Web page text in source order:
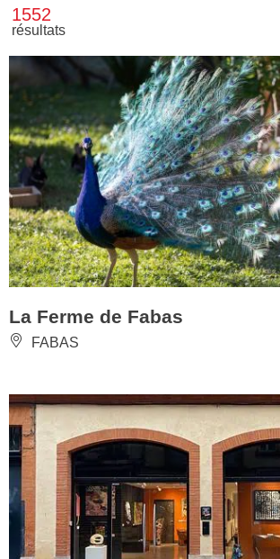
1552
résultats
La Ferme de Fabas
FABAS